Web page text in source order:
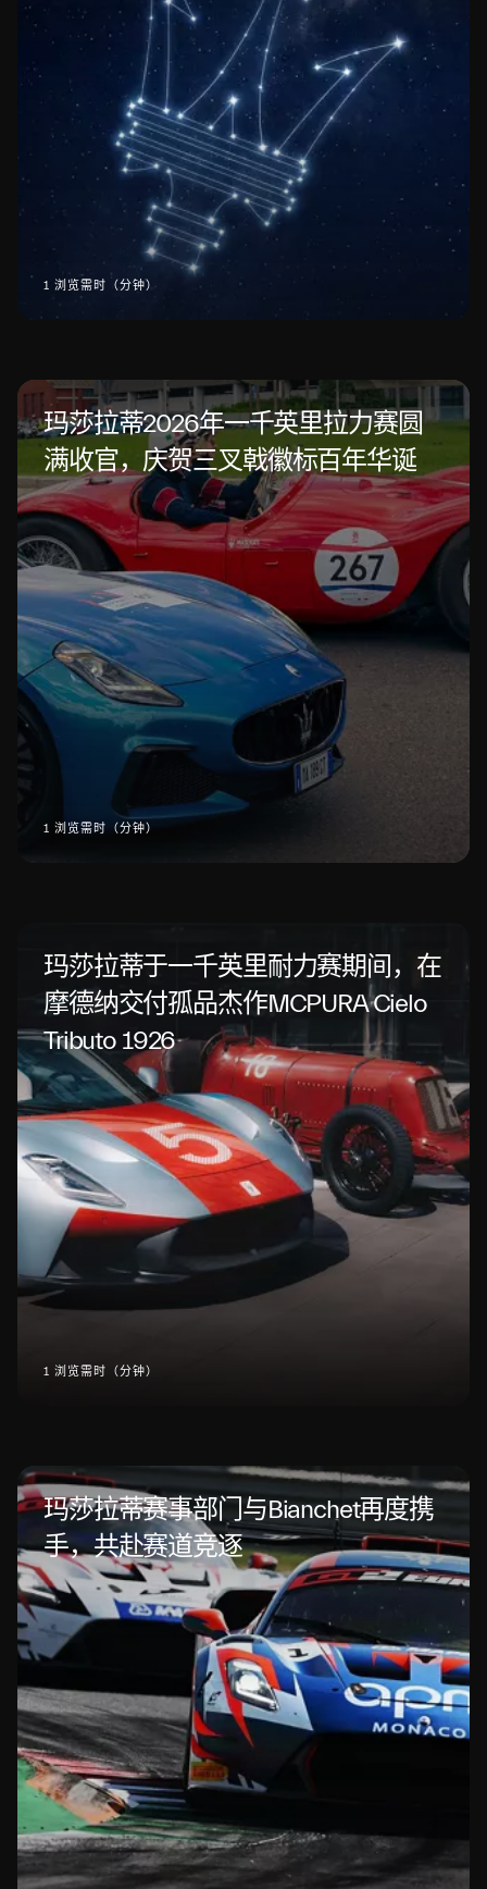
1 浏览需时（分钟）
玛莎拉蒂2026年一千英里拉力赛圆
满收官，庆贺三叉戟徽标百年华诞
1 浏览需时（分钟）
玛莎拉蒂于一千英里耐力赛期间，在
摩德纳交付孤品杰作MCPURA Cielo
Tributo 1926
1 浏览需时（分钟）
玛莎拉蒂赛事部门与Bianchet再度携
手，共赴赛道竞逐